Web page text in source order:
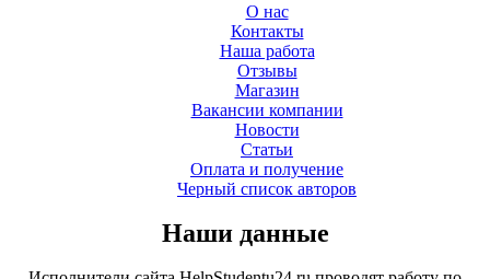
О нас
Контакты
Наша работа
Отзывы
Магазин
Вакансии компании
Новости
Статьи
Оплата и получение
Черный список авторов
Наши данные